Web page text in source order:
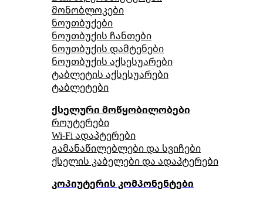
მონობლოკები
ნოუთბუქები
ნოუთბუქის ჩანთები
ნოუთბუქის დამტენები
ნოუთბუქის აქსესუარები
ტაბლეტის აქსესუარები
ტაბლეტები
ქსელური მოწყობილობები
როუტერები
Wi-Fi ადაპტერები
გამანაწილებლები და სვიჩები
ქსელის კაბელები და ადაპტერები
კოპიუტერის კომპონენტები